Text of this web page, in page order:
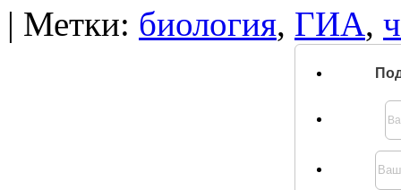
| Метки: биология, ГИА,